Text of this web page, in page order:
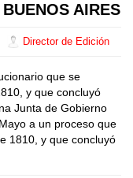
AIRES
Director de Edición
que se
y que concluyó
Junta de Gobierno
a un proceso que
1810, y que concluyó